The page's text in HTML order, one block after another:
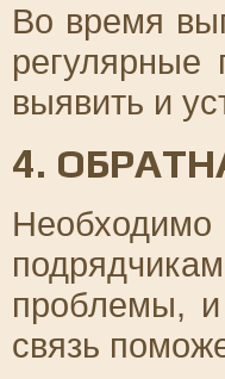
Во время
регулярные
выявить и
4.
проблемы, и
связь